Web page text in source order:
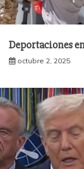
Deportaciones
octubre 2, 2025